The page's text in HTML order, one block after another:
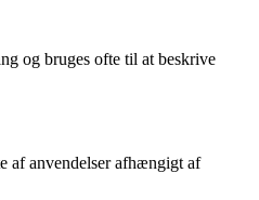
og bruges ofte til at beskrive
af anvendelser afhængigt af